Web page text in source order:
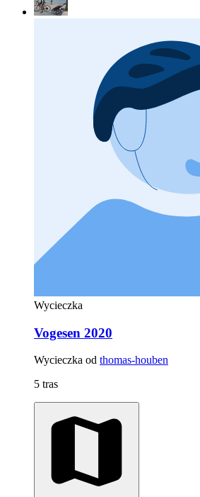
Wycieczka
Vogesen 2020
Wycieczka od thomas-houben
5 tras